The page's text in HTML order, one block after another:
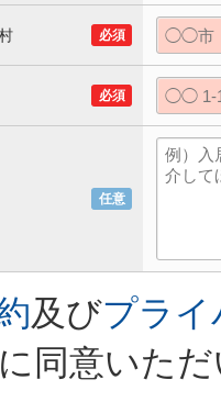
必須
必須
任意
及びプライ
同意いた